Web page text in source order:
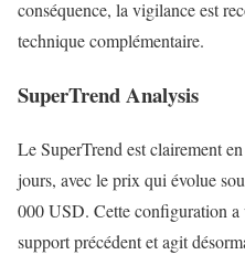
conséquence, la vigilance est
technique complémentaire.
SuperTrend Analysis
Le SuperTrend est clairement
jours, avec le prix qui évolue
000 USD. Cette configuration a
support précédent et agit